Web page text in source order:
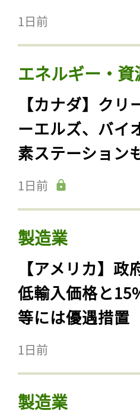
1日前
エネルギー・資
【カナダ】ク
ーエルズ、バイ
素ステーション
1日前
製造業
【アメリカ】
低輸入価格と
等には優遇措置
1日前
製造業